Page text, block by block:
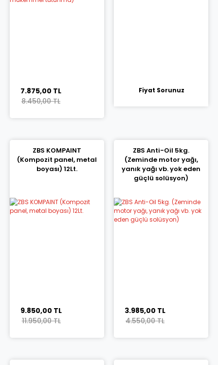
7.875,00 TL
8.450,00 TL
Fiyat Sorunuz
ZBS KOMPAINT
(Kompozit panel, metal
boyası) 12Lt.
9.850,00 TL
11.950,00 TL
ZBS Anti-Oil 5kg.
(Zeminde motor yağı,
yanık yağı vb. yok eden
güçlü solüsyon)
3.985,00 TL
4.550,00 TL